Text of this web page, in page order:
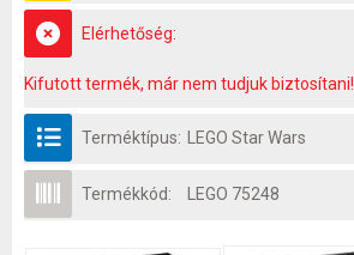
Elérhetőség:
Kifutott termék, már nem tudjuk biztosítani!
Terméktípus: LEGO Star Wars
Termékkód: LEGO 75248